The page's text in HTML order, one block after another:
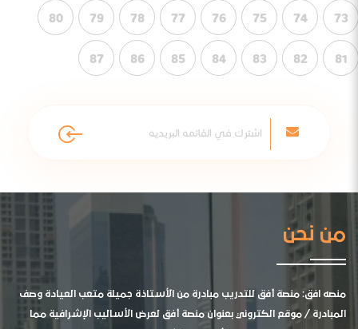
73
74
75
76
77
78
79
80
81
82
83
84
85
86
87
من نحن
منصه افق: منصة أفق للتدريب مبادرة من الأستاذة جميلة متعب العيادة وصف
المبادرة / موقع الكتروني بعنوان منصة أفق لعرض الأساليب الإشرافية مما